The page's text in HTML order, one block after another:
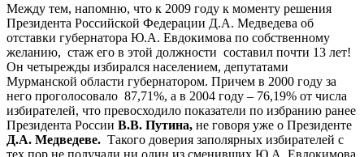
Между тем, напомню, что к 2009 году к моменту решения
Президента Российской Федерации Д.А. Медведева об
отставки губернатора Ю.А. Евдокимова по собственному
желанию, стаж его в этой должности составил почти 13 лет!
Он четырежды избирался населением, депутатами
Мурманской области губернатором. Причем в 2000 году за
него проголосовало 87,71%, а в 2004 году – 76,19% от числа
избирателей, что превосходило показатели по избранию ранее
Президента России В.В. Путина, не говоря уже о Президенте
Д.А. Медведеве. Такого доверия заполярных избирателей с
тех пор не получали ни один из сменивших Ю.А. Евдокимова